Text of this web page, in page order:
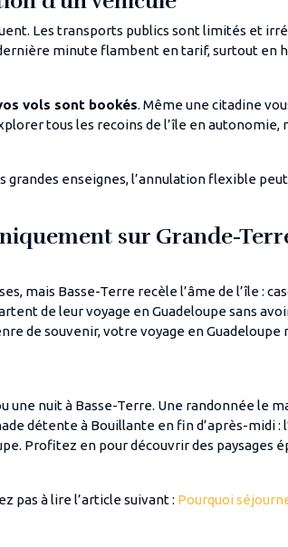
Les transports publics sont limités et
minute flambent en tarif, surtout en
vols sont bookés. Même une citadine
tous les recoins de l’île en
grandes enseignes, l’annulation flexible
sur Grande-
mais Basse-Terre recèle l’âme de l’île :
de leur voyage en Guadeloupe sans
de souvenir, votre voyage en Guadeloupe
une nuit à Basse-Terre. Une randonnée le
détente à Bouillante en fin d’après-midi :
Profitez en pour découvrir des paysages
pas à lire l’article suivant : Pourquoi